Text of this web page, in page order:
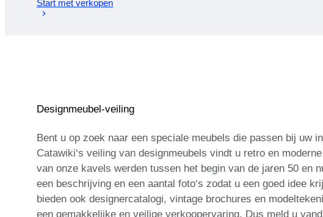
Start met verkopen
Designmeubel-veiling
Bent u op zoek naar een speciale meubels die passen bij uw
Catawiki‘s veiling van designmeubels vindt u retro en
van onze kavels werden tussen het begin van de jaren 50 en
een beschrijving en een aantal foto‘s zodat u een goed idee
bieden ook designercatalogi, vintage brochures en
een gemakkelijke en veilige verkoopervaring. Dus meld u